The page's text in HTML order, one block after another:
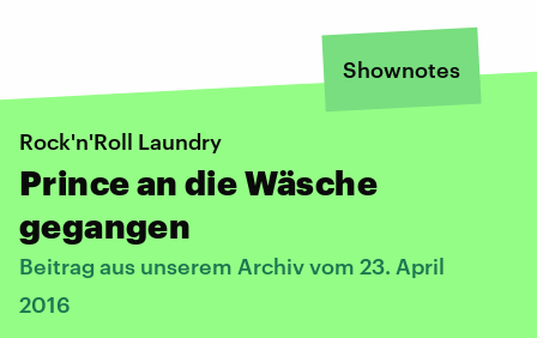
Shownotes
Rock'n'Roll Laundry
Prince an die Wäsche
gegangen
Beitrag aus unserem Archiv vom 23. April
2016